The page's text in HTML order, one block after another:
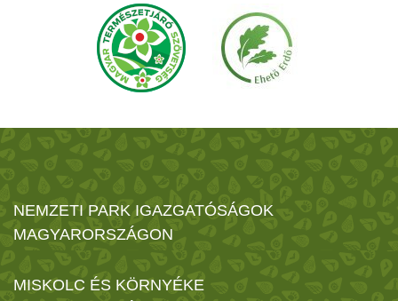
NEMZETI PARK IGAZGATÓSÁGOK
MAGYARORSZÁGON
MISKOLC ÉS KÖRNYÉKE